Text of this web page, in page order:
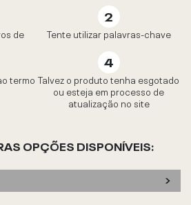
de
Tente utilizar palavras-chave
termo Talvez o produto tenha esgotado
ou esteja em processo de
atualização no site
OPÇÕES DISPONÍVEIS: